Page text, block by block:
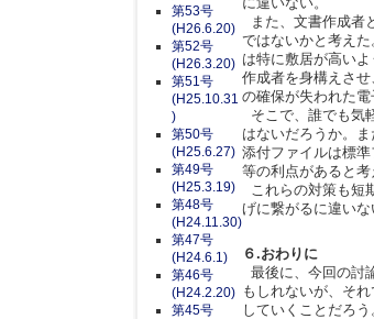
また、文書作成者
ではないかと考え
は特に敷居が高い
作成者を身構えさ
の確保が失われた
そこで、誰でも気
はないだろうか。
添付ファイルは標
等の利点があると考
これらの対策も短
げに繋がるに違いな
６.おわりに
最後に、今回の討
もしれないが、そ
していくことだろう
第53号
(H26.6.20)
第52号
(H26.3.20)
第51号
(H25.10.31
)
第50号
(H25.6.27)
第49号
(H25.3.19)
第48号
(H24.11.30)
第47号
(H24.6.1)
第46号
(H24.2.20)
第45号